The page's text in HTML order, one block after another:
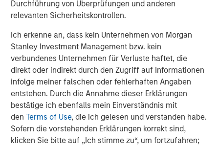
Durchführung von Überprüfungen und anderen
relevanten Sicherheitskontrollen.
Ich erkenne an, dass kein Unternehmen von Morgan
Stanley Investment Management bzw. kein
verbundenes Unternehmen für Verluste haftet, die
direkt oder indirekt durch den Zugriff auf Informationen
infolge meiner falschen oder fehlerhaften Angaben
entstehen. Durch die Annahme dieser Erklärungen
bestätige ich ebenfalls mein Einverständnis mit
denTerms of Use, die ich gelesen und verstanden habe.
Sofern die vorstehenden Erklärungen korrekt sind,
klicken Sie bitte auf „Ich stimme zu“, um fortzufahren;
worldwide on behalf of its clients.
Morgan Stanley Investment Management, together with
its investment advisory affiliates, has more than 1,400
investment professionals around the world and $1.8
trillion in assets under management or supervision as of
September 30, 2024. Morgan Stanley Investment
Management strives to provide strong long-term
investment performance, outstanding service, and a
comprehensive suite of investment management
solutions to a diverse client base, which includes